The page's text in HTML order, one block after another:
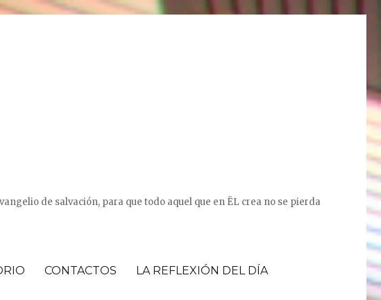
de salvación, para que todo aquel que en ËL crea no se pierda
CONTACTOS LA REFLEXIÓN DEL DÍA